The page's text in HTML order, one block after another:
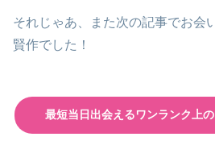
それじゃあ、また次の記事でお会
賢作でした！
最短当日出会えるワンランク上